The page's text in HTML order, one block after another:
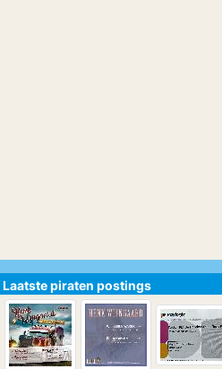
Laatste piraten postings